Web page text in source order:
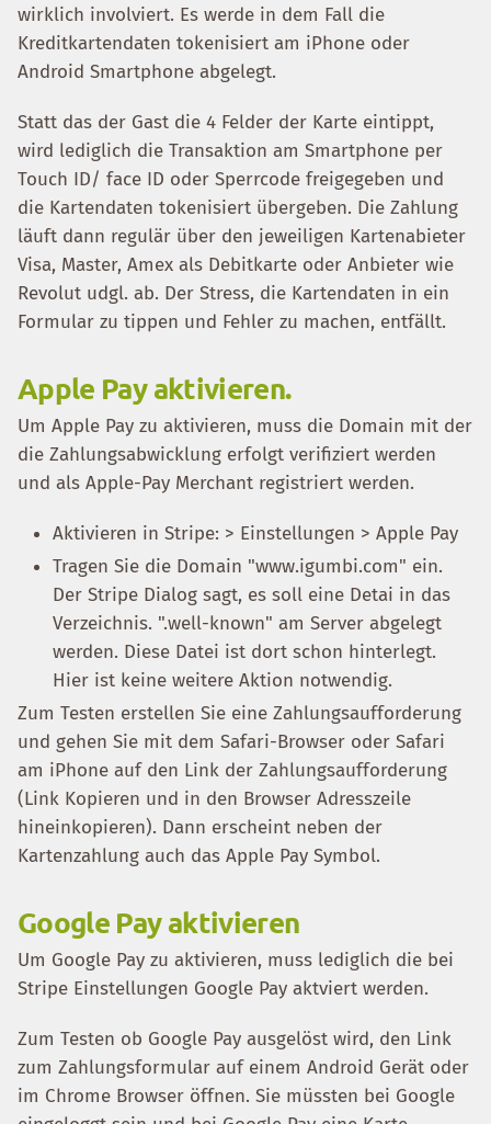
wirklich involviert. Es werde in dem Fall die
Kreditkartendaten tokenisiert am iPhone oder
Android Smartphone abgelegt.
Statt das der Gast die 4 Felder der Karte eintippt,
wird lediglich die Transaktion am Smartphone per
Touch ID/ face ID oder Sperrcode freigegeben und
die Kartendaten tokenisiert übergeben. Die Zahlung
läuft dann regulär über den jeweiligen Kartenabieter
Visa, Master, Amex als Debitkarte oder Anbieter wie
Revolut udgl. ab. Der Stress, die Kartendaten in ein
Formular zu tippen und Fehler zu machen, entfällt.
Apple Pay aktivieren.
Um Apple Pay zu aktivieren, muss die Domain mit der
die Zahlungsabwicklung erfolgt verifiziert werden
und als Apple-Pay Merchant registriert werden.
Aktivieren in Stripe: > Einstellungen > Apple Pay
Tragen Sie die Domain "www.igumbi.com" ein.
Der Stripe Dialog sagt, es soll eine Detai in das
Verzeichnis. ".well-known" am Server abgelegt
werden. Diese Datei ist dort schon hinterlegt.
Hier ist keine weitere Aktion notwendig.
Zum Testen erstellen Sie eine Zahlungsaufforderung
und gehen Sie mit dem Safari-Browser oder Safari
am iPhone auf den Link der Zahlungsaufforderung
(Link Kopieren und in den Browser Adresszeile
hineinkopieren). Dann erscheint neben der
Kartenzahlung auch das Apple Pay Symbol.
Google Pay aktivieren
Um Google Pay zu aktivieren, muss lediglich die bei
Stripe Einstellungen Google Pay aktviert werden.
Zum Testen ob Google Pay ausgelöst wird, den Link
zum Zahlungsformular auf einem Android Gerät oder
im Chrome Browser öffnen. Sie müssten bei Google